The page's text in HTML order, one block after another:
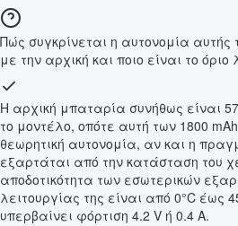
Πώς συγκρίνεται η αυτονομία αυτής
με την αρχική και ποιο είναι το όριο
Η αρχική μπαταρία συνήθως είναι
το μοντέλο, οπότε αυτή των 1800
θεωρητική αυτονομία, αν και η
εξαρτάται από την κατάσταση του
αποδοτικότητα των εσωτερικών
λειτουργίας της είναι από 0°C έως
υπερβαίνει φόρτιση 4.2 V ή 0.4 A.